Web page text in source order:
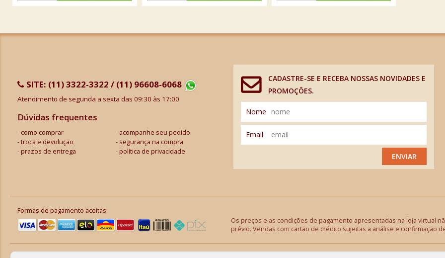
SITE: (11) 3322-3322 / (11) 96608-6068
Atendimento de segunda a sexta das 09:30 às 17:00
Dúvidas frequentes
como comprar
acompanhe seu pedido
troca e devolução
segurança na compra
prazos de entrega
política de privacidade
CADASTRE-SE E RECEBA NOSSAS NOVIDADES E
PROMOÇÕES.
Nome
Email
ENVIAR
Formas de pagamento aceitas:
Os preços e as condições de pagamento apresentadas na loja virtual
prévio. Vendas com cartão de crédito sujeitas a análise e confirmação